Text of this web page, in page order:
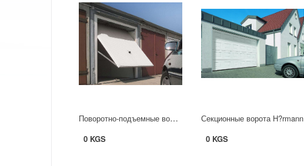
Поворотно-подъемные ворота Berry белые
0 KGS
Секционные ворота H?rmann
0 KGS